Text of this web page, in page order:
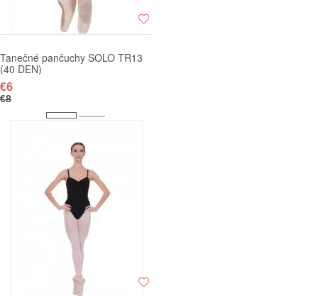
Tanečné pančuchy SOLO TR13
(40 DEN)
€6
€8